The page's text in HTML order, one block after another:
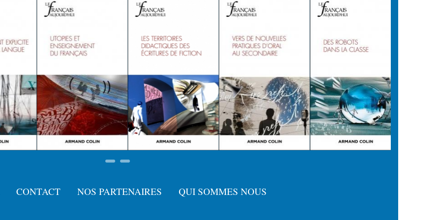
CONTACT NOS PARTENAIRES QUI SOMMES NOUS